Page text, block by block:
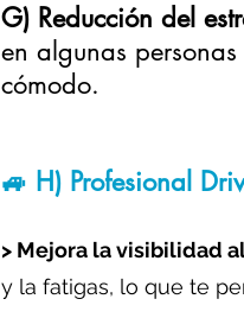
G) Reducción del
en algunas
cómodo.
🚙 H) Profesional
> Mejora la visibilidad
y la fatigas, lo que te